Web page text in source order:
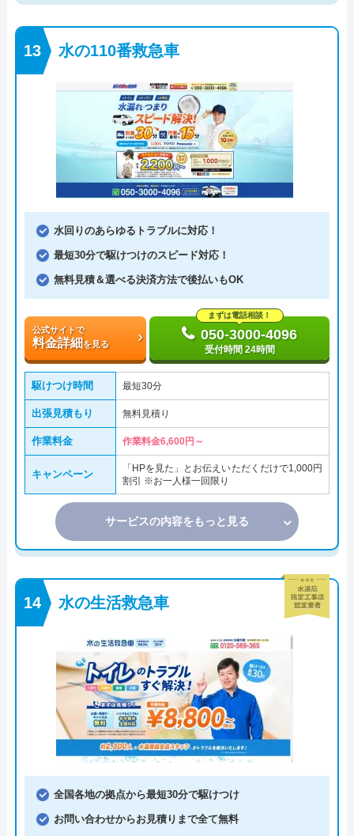
水の110番救急車
水回りのあらゆるトラブルに対応！
最短30分で駆けつけのスピード対応！
無料見積＆選べる決済方法で後払いもOK
公式サイトで
料金詳細 を見る
まずは電話相談！
050-3000-4096
受付時間 24時間
駆けつけ時間 最短30分
出張見積もり 無料見積り
作業料金 作業料金6,600円～
キャンペーン
「HPを見た」とお伝えいただくだけで1,000円
割引 ※お一人様一回限り
サービスの内容をもっと見る
水の生活救急車
全国各地の拠点から最短30分で駆けつけ
お問い合わせからお見積りまで全て無料